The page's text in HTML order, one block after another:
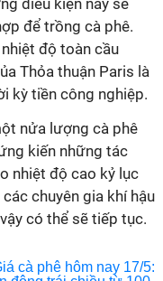
điều kiện này sẽ
để trồng cà phê.
độ toàn cầu
Thỏa thuận Paris là
kỳ tiền công nghiệp.
nửa lượng cà phê
kiến ​​những tác
nhiệt độ cao kỷ lục
chuyên gia khí hậu
có thể sẽ tiếp tục.